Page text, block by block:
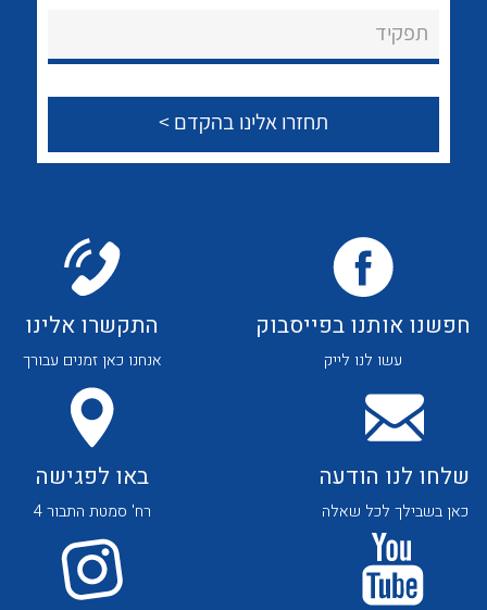
לכל מוצרי היצרן לכל מוצרי היצרן
תפקיד
חפשנו אותנו בפייסבוק
עשו לנו לייק
התקשרו אלינו
אנחנו כאן זמנים עבורך
שלחו לנו הודעה
כאן בשבילך לכל שאלה
באו לפגישה
רח' סמטת התבור 4